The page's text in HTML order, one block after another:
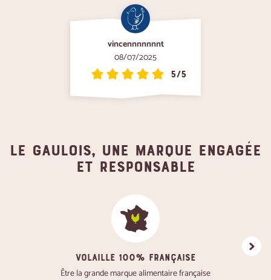
vincennnnnnnt
08/07/2025
5/5
Le gaulois, une marque engagée
et responsable
VOLAILLE 100% FRANÇAISE
Être la grande marque alimentaire française